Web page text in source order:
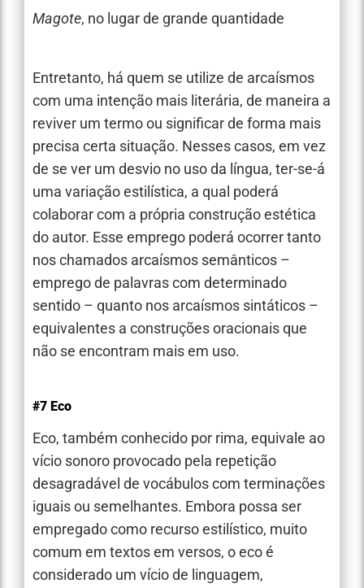
Magote, no lugar de grande quantidade
Entretanto, há quem se utilize de arcaísmos
com uma intenção mais literária, de maneira a
reviver um termo ou significar de forma mais
precisa certa situação. Nesses casos, em vez
de se ver um desvio no uso da língua, ter-se-á
uma variação estilística, a qual poderá
colaborar com a própria construção estética
do autor. Esse emprego poderá ocorrer tanto
nos chamados arcaísmos semânticos –
emprego de palavras com determinado
sentido – quanto nos arcaísmos sintáticos –
equivalentes a construções oracionais que
não se encontram mais em uso.
#7 Eco
Eco, também conhecido por rima, equivale ao
vício sonoro provocado pela repetição
desagradável de vocábulos com terminações
iguais ou semelhantes. Embora possa ser
empregado como recurso estilístico, muito
comum em textos em versos, o eco é
considerado um vício de linguagem,